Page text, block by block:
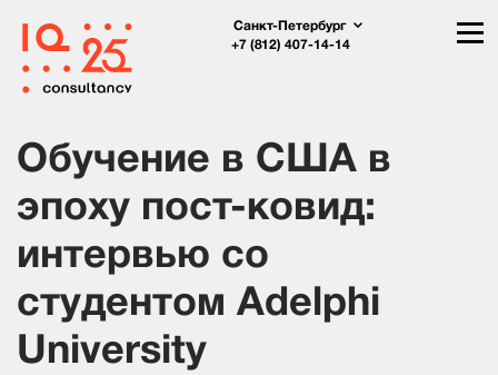
Санкт-Петербург
+7 (812) 407-14-14
Обучение в США в
эпоху пост-ковид:
интервью со
студентом Adelphi
University